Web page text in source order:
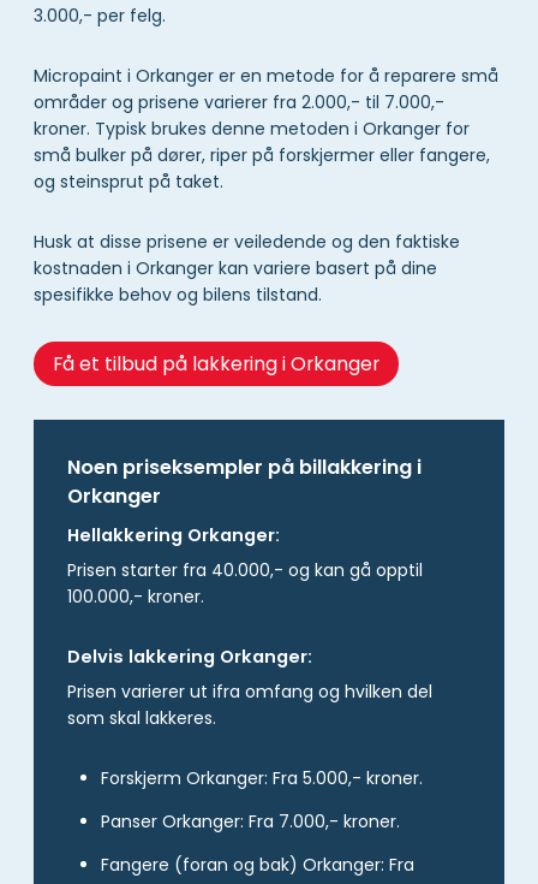
3.000,- per felg.
Micropaint i Orkanger er en metode for å reparere små
områder og prisene varierer fra 2.000,- til 7.000,-
kroner. Typisk brukes denne metoden i Orkanger for
små bulker på dører, riper på forskjermer eller fangere,
og steinsprut på taket.
Husk at disse prisene er veiledende og den faktiske
kostnaden i Orkanger kan variere basert på dine
spesifikke behov og bilens tilstand.
Få et tilbud på lakkering i Orkanger
Noen priseksempler på billakkering i
Orkanger
Hellakkering Orkanger:
Prisen starter fra 40.000,- og kan gå opptil
100.000,- kroner.
Delvis lakkering Orkanger:
Prisen varierer ut ifra omfang og hvilken del
som skal lakkeres.
Forskjerm Orkanger: Fra 5.000,- kroner.
Panser Orkanger: Fra 7.000,- kroner.
Fangere (foran og bak) Orkanger: Fra